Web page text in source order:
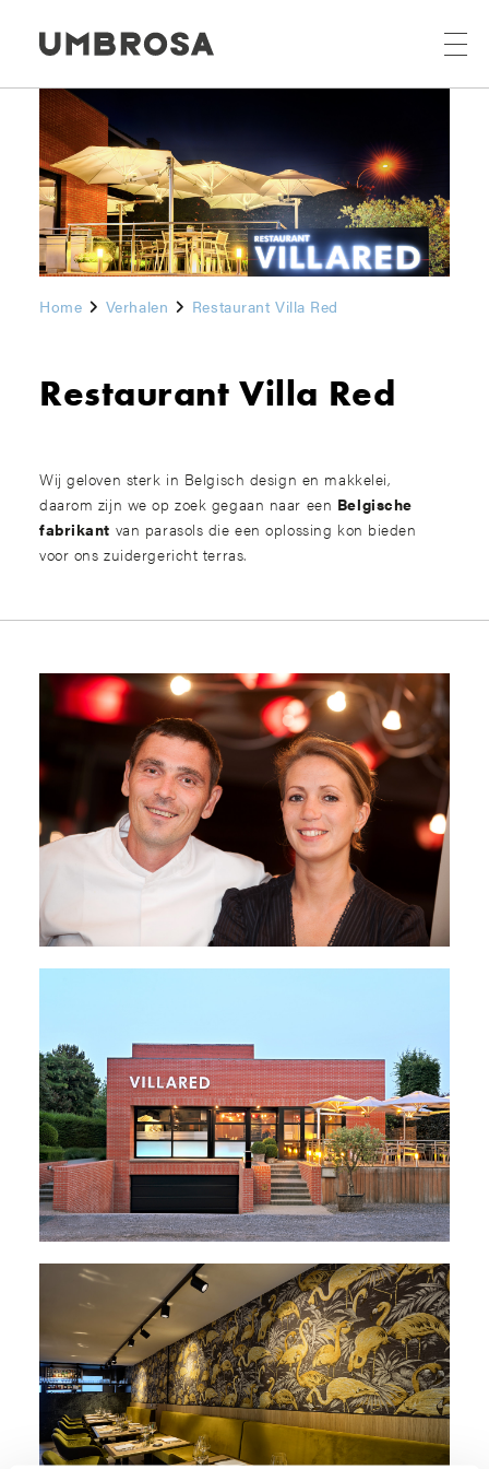
Home Verhalen Restaurant Villa Red
Restaurant Villa Red
Wij geloven sterk in Belgisch design en makkelei,
daarom zijn we op zoek gegaan naar een Belgische
fabrikant van parasols die een oplossing kon bieden
voor ons zuidergericht terras.